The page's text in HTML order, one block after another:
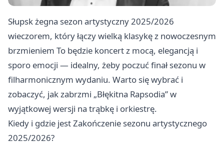
Słupsk żegna sezon artystyczny 2025/2026
wieczorem, który łączy wielką klasykę z nowoczesnym
brzmieniem To będzie koncert z mocą, elegancją i
sporo emocji — idealny, żeby poczuć finał sezonu w
filharmonicznym wydaniu. Warto się wybrać i
zobaczyć, jak zabrzmi „Błękitna Rapsodia” w
wyjątkowej wersji na trąbkę i orkiestrę.
Kiedy i gdzie jest Zakończenie sezonu artystycznego
2025/2026?